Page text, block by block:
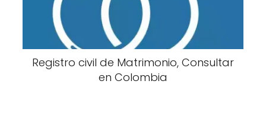
Registro civil de Matrimonio, Consultar
en Colombia